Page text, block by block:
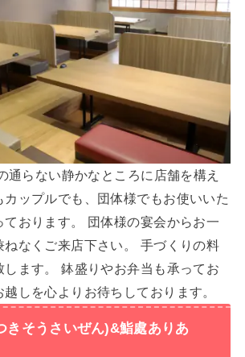
通らない静かなところに店舗を構え
カップルでも、団体様でもお使いいた
ております。 団体様の宴会からお一
ねなくご来店下さい。 手づくりの料
ます。 鉢盛りやお弁当も承ってお
しを心よりお待ちしております。
きそうさいぜん)&鮨處ありあ